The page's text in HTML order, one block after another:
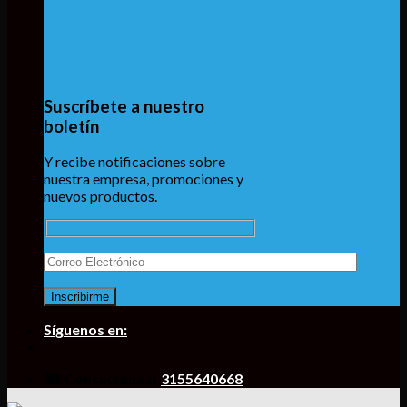
Suscríbete a nuestro
boletín
Y recibe notificaciones sobre
nuestra empresa, promociones y
nuevos productos.
Síguenos en:
3155640668